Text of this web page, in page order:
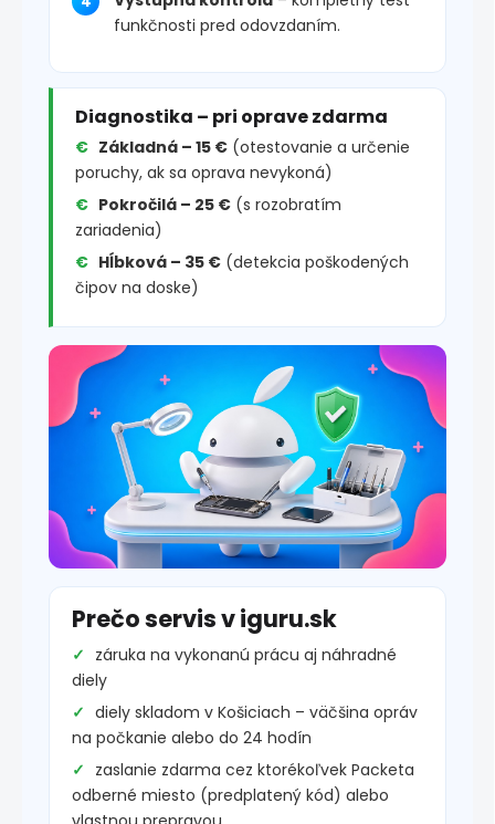
funkčnosti pred odovzdaním.
Diagnostika – pri oprave zdarma
Základná – 15 € (otestovanie a určenie
poruchy, ak sa oprava nevykoná)
Pokročilá – 25 € (s rozobratím
zariadenia)
Hĺbková – 35 € (detekcia poškodených
čipov na doske)
Prečo servis v iguru.sk
záruka na vykonanú prácu aj náhradné
diely
diely skladom v Košiciach – väčšina opráv
na počkanie alebo do 24 hodín
zaslanie zdarma cez ktorékoľvek Packeta
odberné miesto (predplatený kód) alebo